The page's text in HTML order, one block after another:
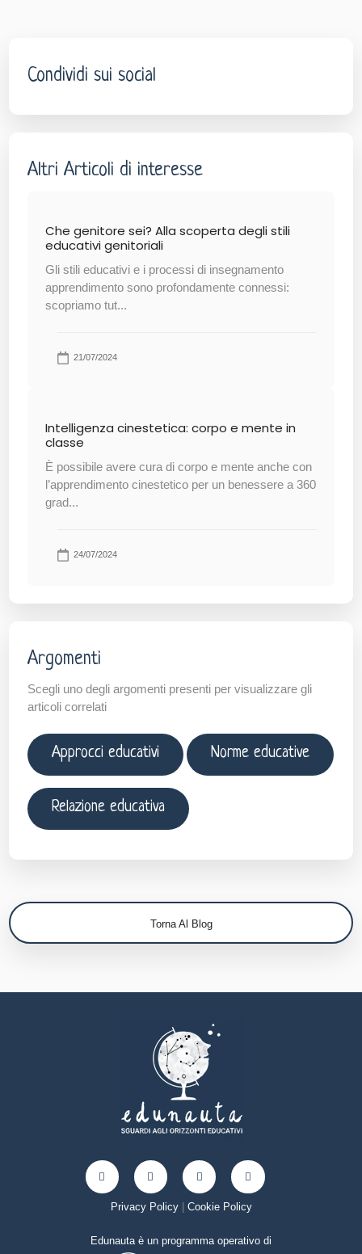
Condividi sui social
Altri Articoli di interesse
Che genitore sei? Alla scoperta degli stili
educativi genitoriali
Gli stili educativi e i processi di insegnamento
apprendimento sono profondamente connessi:
scopriamo tut...
21/07/2024
Intelligenza cinestetica: corpo e mente in
classe
È possibile avere cura di corpo e mente anche con
l’apprendimento cinestetico per un benessere a 360
grad...
24/07/2024
Argomenti
Scegli uno degli argomenti presenti per visualizzare gli
articoli correlati
Approcci educativi Norme educative
Relazione educativa
Torna Al Blog
Privacy Policy| Cookie Policy
Edunauta è un programma operativo di